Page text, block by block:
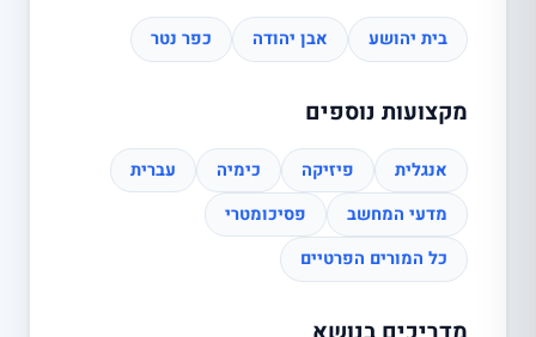
בית יהושע אבן יהודה כפר נטר
מקצועות נוספים
אנגלית פיזיקה כימיה
עברית
מדעי המחשב
פסיכומטרי
כל המורים הפרטיים